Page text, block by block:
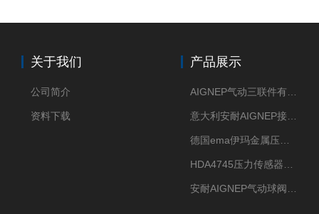
关于我们
公司简介
资料下载
产品展示